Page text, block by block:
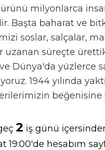
milyonlarca
Başta baharat ve
soslar, salçalar,
uzanan süreçte
Dünya'da yüzlerce
1944 yılında
beğenisine
2 iş günü
19:00'de hesabım